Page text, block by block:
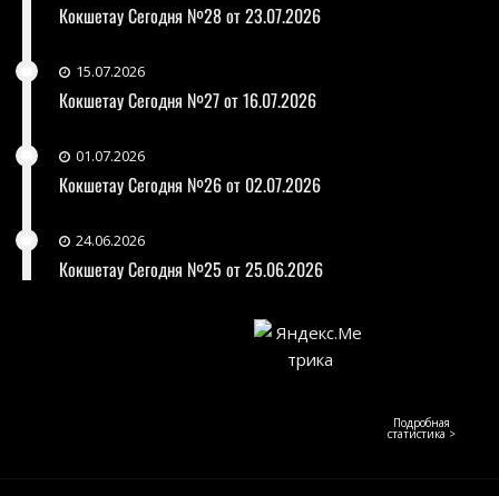
Кокшетау Сегодня №28 от 23.07.2026
15.07.2026
Кокшетау Сегодня №27 от 16.07.2026
01.07.2026
Кокшетау Сегодня №26 от 02.07.2026
24.06.2026
Кокшетау Сегодня №25 от 25.06.2026
Подробная
статистика >